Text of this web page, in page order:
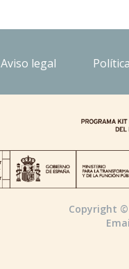
Aviso legal
Copyright ©